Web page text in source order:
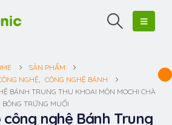
SẢN PHẨM
NGHỆ, CÔNG NGHỆ BÁNH
BÁNH TRUNG THU KHOAI MÔN MOCHI CHÀ
BÔNG TRỨNG MUỐI
công nghệ Bánh Trung